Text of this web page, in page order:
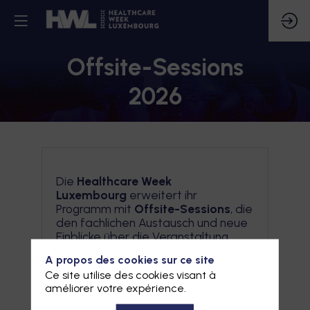
Offsite-Sessions
2026
Die Healthcare Week
Luxembourg erweitert ihr
Programm mit Offsite-Sessions, die
den fachlichen Austausch und neue
Einblicke über die Veranstaltung
Dieses Format bietet den
Teilnehmenden die Möglichkeit,
Organisationen kennenzulernen, die
A propos des cookies sur ce site
Ce site utilise des cookies visant à
améliorer votre expérience.